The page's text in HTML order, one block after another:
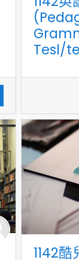
Tesl/
1142